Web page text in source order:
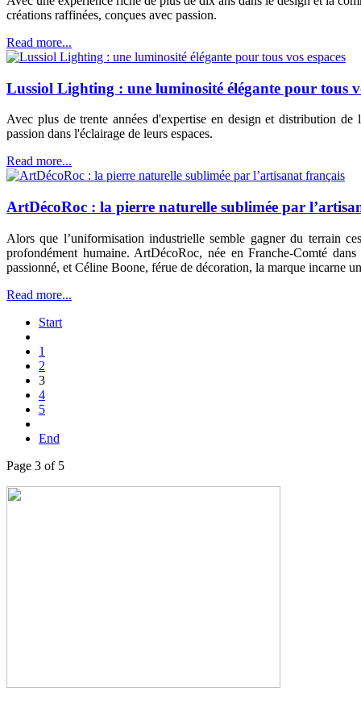
créations raffinées, conçues avec passion.
Read more...
Lussiol Lighting : une luminosité élégante pour tous
Avec plus de trente années d'expertise en design et distribution
passion dans l'éclairage de leurs espaces.
Read more...
ArtDécoRoc : la pierre naturelle sublimée par
Alors que l’uniformisation industrielle semble gagner du terrain
profondément humaine. ArtDécoRoc, née en Franche-Comté
passionné, et Céline Boone, férue de décoration, la marque incarne
Read more...
Start
1
2
3
4
5
End
Page 3 of 5